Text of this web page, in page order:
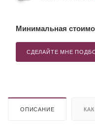
Минимальная
СДЕЛАЙТЕ МНЕ
ОПИСАНИЕ